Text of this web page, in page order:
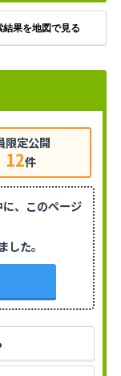
結果を地図で見る
限定公開
12件
、 このページ
した。